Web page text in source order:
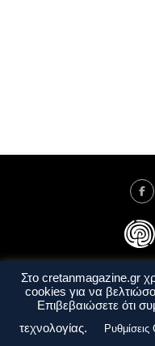
Ταυτότητα
Στο cretanmagazine.gr
cookies για να
Επιβεβαιώσετε ότι
τεχνολογίας.